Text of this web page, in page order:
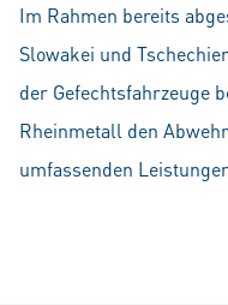
Im Rahmen bereits
Slowakei und
der Gefechtsfahrzeuge
Rheinmetall den
umfassenden